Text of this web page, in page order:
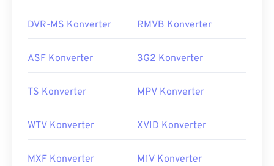
DVR-MS Konverter RMVB Konverter
ASF Konverter 3G2 Konverter
TS Konverter MPV Konverter
WTV Konverter XVID Konverter
MXF Konverter M1V Konverter